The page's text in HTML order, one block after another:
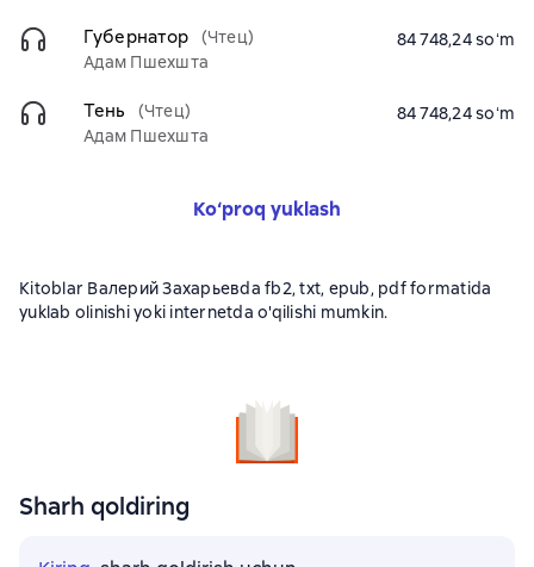
Губернатор
(Чтец)
Адам Пшехшта
84 748,24 soʻm
Тень
(Чтец)
Адам Пшехшта
84 748,24 soʻm
Ko‘proq yuklash
Kitoblar Валерий Захарьевda fb2, txt, epub, pdf formatida
yuklab olinishi yoki internetda o'qilishi mumkin.
Sharh qoldiring